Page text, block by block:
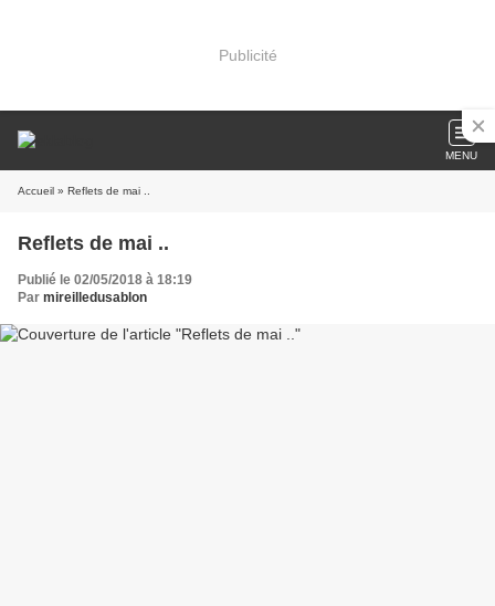
Publicité
MENU
Accueil » Reflets de mai ..
Reflets de mai ..
Publié le 02/05/2018 à 18:19
Par mireilledusablon